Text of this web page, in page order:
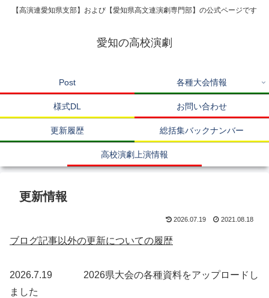
【高演連愛知県支部】および【愛知県高文連演劇専門部】の公式ページです
愛知の高校演劇
Post 各種大会情報
様式DL お問い合わせ
更新履歴 総括集バックナンバー
高校演劇上演情報
更新情報
2026.07.19 2021.08.18
ブログ記事以外の更新についての履歴
2026.7.19 2026県大会の各種資料をアップロードし
ました